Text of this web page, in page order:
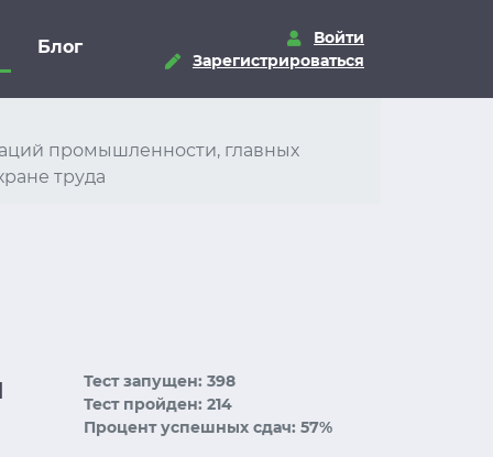
Блог
Войти
Зарегистрироваться
промышленности, главных
труда
Тест запущен: 398
Тест пройден: 214
Процент успешных сдач: 57%